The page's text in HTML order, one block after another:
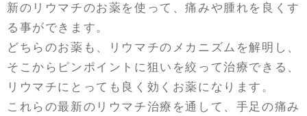
新のリウマチのお薬を使って、痛みや腫れを良くす
る事ができます。
どちらのお薬も、リウマチのメカニズムを解明し、
そこからピンポイントに狙いを絞って治療できる、
リウマチにとっても良く効くお薬になります。
これらの最新のリウマチ治療を通して、手足の痛み